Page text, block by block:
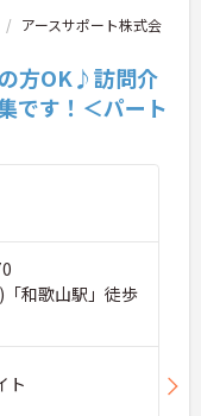
アースサポート株式会
の方OK♪訪問介
です！＜パート
和歌山駅」徒歩
ト